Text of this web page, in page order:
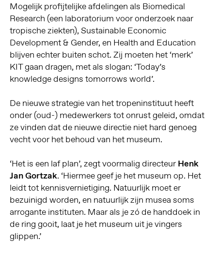
Mogelijk profijtelijke afdelingen als Biomedical
Research (een laboratorium voor onderzoek naar
tropische ziekten), Sustainable Economic
Development & Gender, en Health and Education
blijven echter buiten schot. Zij moeten het ‘merk’
KIT gaan dragen, met als slogan: ‘Today’s
knowledge designs tomorrows world’.
De nieuwe strategie van het tropeninstituut heeft
onder (oud-) medewerkers tot onrust geleid, omdat
ze vinden dat de nieuwe directie niet hard genoeg
vecht voor het behoud van het museum.
‘Het is een laf plan’, zegt voormalig directeurHenk
Jan Gortzak. ‘Hiermee geef je het museum op. Het
leidt tot kennisvernietiging. Natuurlijk moet er
bezuinigd worden, en natuurlijk zijn musea soms
arrogante instituten. Maar als je zó de handdoek in
de ring gooit, laat je het museum uit je vingers
glippen.’